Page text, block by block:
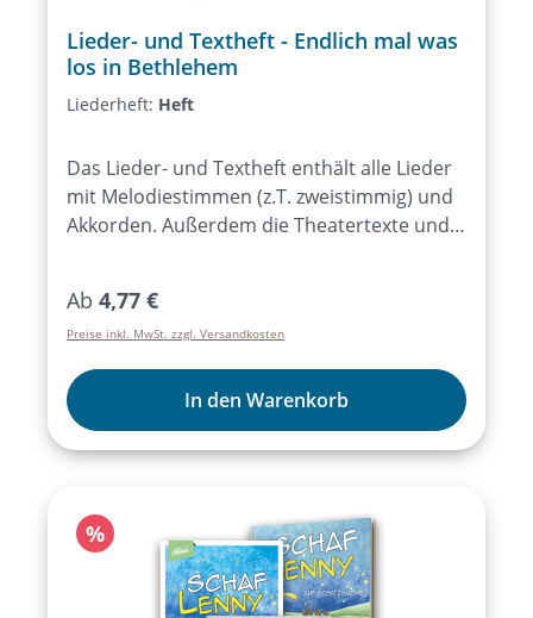
Lieder- und Textheft - Endlich mal was
los in Bethlehem
Liederheft: Heft
Das Lieder- und Textheft enthält alle Lieder
mit Melodiestimmen (z.T. zweistimmig) und
Akkorden. Außerdem die Theatertexte und
Textheftes ist das Aufführungsrecht für alle
Aufführungen des Musicals für ein Jahr
erworben.
Regulärer Preis:
Ab 4,77 €
Preise inkl. MwSt. zzgl. Versandkosten
In den Warenkorb
Rabatt
%